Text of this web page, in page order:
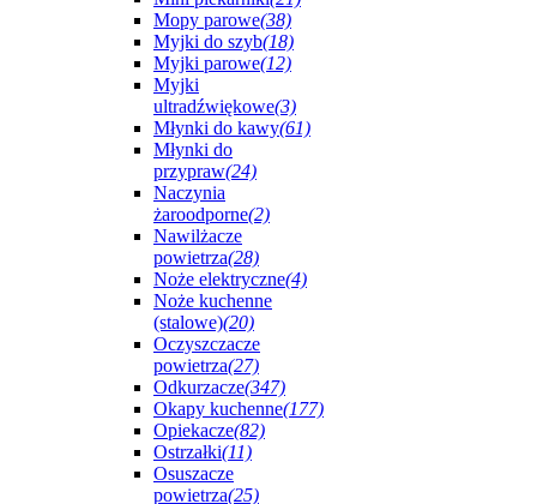
Mopy parowe(38)
Myjki do szyb(18)
Myjki parowe(12)
Myjki
ultradźwiękowe(3)
Młynki do kawy(61)
Młynki do
przypraw(24)
Naczynia
żaroodporne(2)
Nawilżacze
powietrza(28)
Noże elektryczne(4)
Noże kuchenne
(stalowe)(20)
Oczyszczacze
powietrza(27)
Odkurzacze(347)
Okapy kuchenne(177)
Opiekacze(82)
Ostrzałki(11)
Osuszacze
powietrza(25)